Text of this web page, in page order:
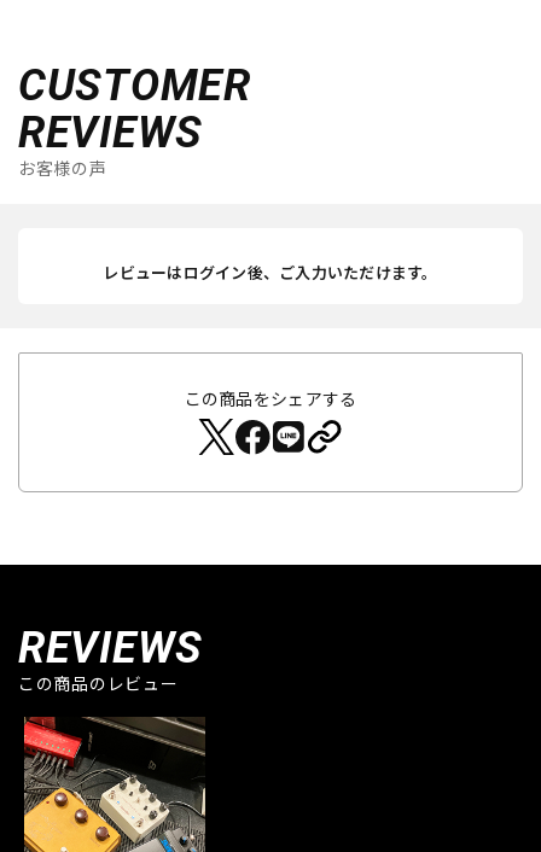
CUSTOMER
REVIEWS
お客様の声
レビューはログイン後、ご入力いただけます。
この商品をシェアする
REVIEWS
この商品のレビュー